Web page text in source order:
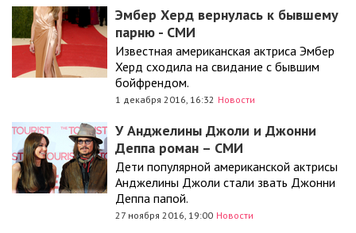
Эмбер Херд вернулась к бывшему
парню - СМИ
Известная американская актриса Эмбер
Херд сходила на свидание с бывшим
бойфрендом.
1 декабря 2016, 16:32 Новости
У Анджелины Джоли и Джонни
Деппа роман – СМИ
Дети популярной американской актрисы
Анджелины Джоли стали звать Джонни
Деппа папой.
27 ноября 2016, 19:00 Новости